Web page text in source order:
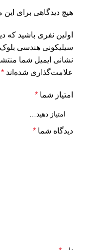
هیچ دیدگاهی برای
اولین نفری باشید که
سیلیکونی هندسی
نشانی ایمیل شما
علامت‌گذاری شده‌اند *
امتیاز شما *
دیدگاه شما *